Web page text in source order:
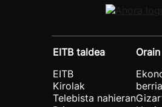
EITB taldea
EITB
Kirolak
Telebista nahieran
Orain